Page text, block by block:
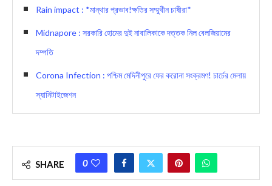
Rain impact : *মান্থার প্রভাব!ক্ষতির সম্মুখীন চাষীরা*
Midnapore : সরকারি হোমের দুই নাবালিকাকে দত্তক নিল বেলজিয়ামের
দম্পতি
Corona Infection : পশ্চিম মেদিনীপুরে ফের করোনা সংক্রমণ! চার্চের মেলায়
স্যানিটাইজেশন
SHARE 0